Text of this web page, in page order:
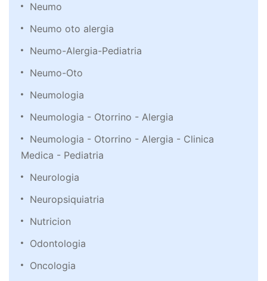
Neumo
Neumo oto alergia
Neumo-Alergia-Pediatria
Neumo-Oto
Neumologia
Neumologia - Otorrino - Alergia
Neumologia - Otorrino - Alergia - Clinica
Medica - Pediatria
Neurologia
Neuropsiquiatria
Nutricion
Odontologia
Oncologia